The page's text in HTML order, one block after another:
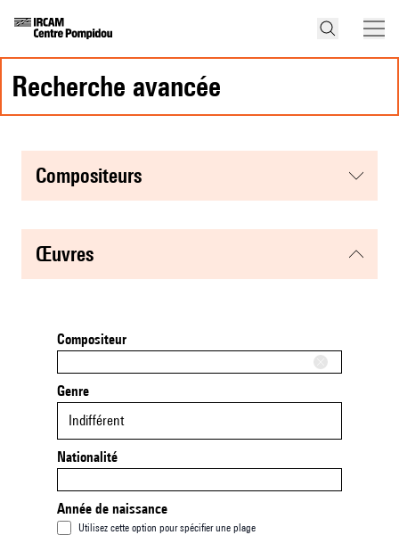
recherche avancée
compositeurs
œuvres
Compositeur
Genre
Indifférent
Nationalité
Année de naissance
Utilisez cette option pour spécifier une plage